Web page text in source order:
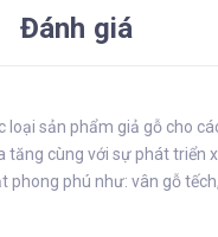
Đánh giá
loại sản phẩm giả gỗ cho
cùng với sự phát triển
phú như: vân gỗ